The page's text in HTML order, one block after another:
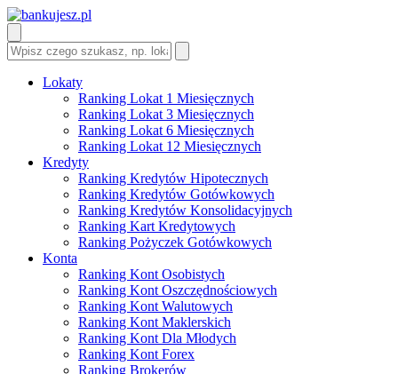
Lokaty
Ranking Lokat 1 Miesięcznych
Ranking Lokat 3 Miesięcznych
Ranking Lokat 6 Miesięcznych
Ranking Lokat 12 Miesięcznych
Kredyty
Ranking Kredytów Hipotecznych
Ranking Kredytów Gotówkowych
Ranking Kredytów Konsolidacyjnych
Ranking Kart Kredytowych
Ranking Pożyczek Gotówkowych
Konta
Ranking Kont Osobistych
Ranking Kont Oszczędnościowych
Ranking Kont Walutowych
Ranking Kont Maklerskich
Ranking Kont Dla Młodych
Ranking Kont Forex
Ranking Brokerów